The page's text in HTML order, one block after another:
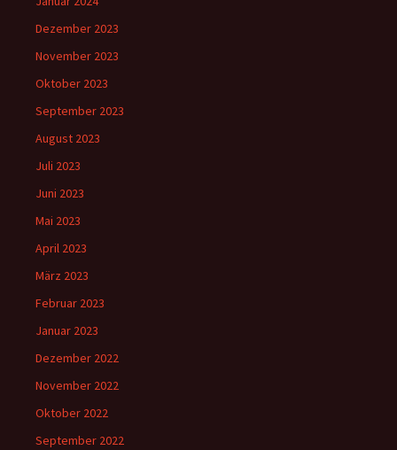
Dezember 2023
November 2023
Oktober 2023
September 2023
August 2023
Juli 2023
Juni 2023
Mai 2023
April 2023
März 2023
Februar 2023
Januar 2023
Dezember 2022
November 2022
Oktober 2022
September 2022